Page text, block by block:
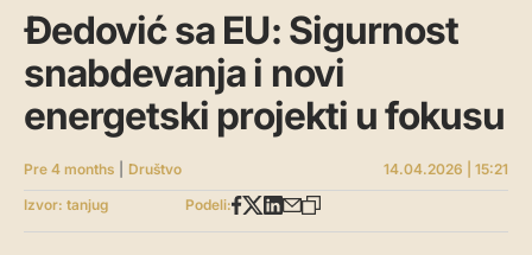
Đedović sa EU: Sigurnost
snabdevanja i novi
energetski projekti u fokusu
Pre 4 months Društvo
14.04.2026 | 15:21
Izvor: tanjug
Podeli: